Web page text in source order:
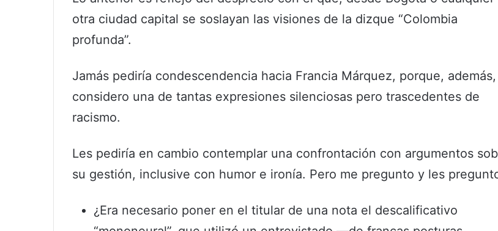
otra ciudad capital se soslayan las visiones de la dizque “Colombia
profunda”.
Jamás pediría condescendencia hacia Francia Márquez, porque,
considero una de tantas expresiones silenciosas pero trascedentes de
racismo.
Les pediría en cambio contemplar una confrontación con argumentos
su gestión, inclusive con humor e ironía. Pero me pregunto y les
¿Era necesario poner en el titular de una nota el descalificativo